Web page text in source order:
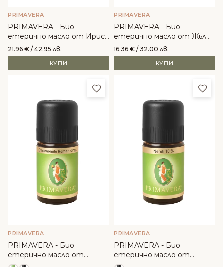
PRIMAVERA
PRIMAVERA - Био
етерично масло от Ирис
1% 5мл
21.96 € / 42.95 лв.
КУПИ
PRIMAVERA
PRIMAVERA - Био
етерично масло от Жълт
кантарион 1ml
16.36 € / 32.00 лв.
КУПИ
Добави в любими
PRIMAVERA
PRIMAVERA - Био
етерично масло от
Римска лайка
PRIMAVERA
PRIMAVERA - Био
етерично масло от
Нероли 10%